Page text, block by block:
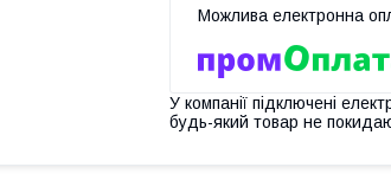
У компанії підключені
будь-який товар не